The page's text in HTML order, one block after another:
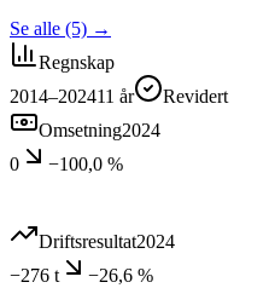
Se alle (5) →
Regnskap
2014–202411 år
Revidert
Omsetning2024
0
−100,0 %
Driftsresultat2024
−276 t
−26,6 %